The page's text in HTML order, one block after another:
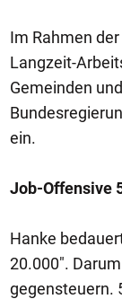
Im Rahmen
Langzeit-
Gemeinden
ein.
Job-Offensive
Hanke
20.000".
gegensteuern.